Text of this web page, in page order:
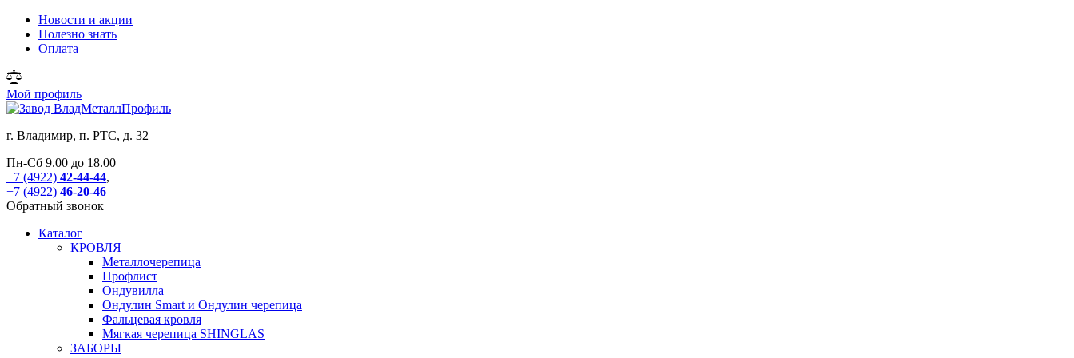
Новости и акции
Полезно знать
Оплата
Мой профиль
г. Владимир, п. РТС, д. 32
Пн-Сб 9.00 до 18.00
+7 (4922) 42-44-44,
+7 (4922) 46-20-46
Обратный звонок
Каталог
КРОВЛЯ
Металлочерепица
Профлист
Ондувилла
Ондулин Smart и Ондулин черепица
Фальцевая кровля
Мягкая черепица SHINGLAS
ЗАБОРЫ